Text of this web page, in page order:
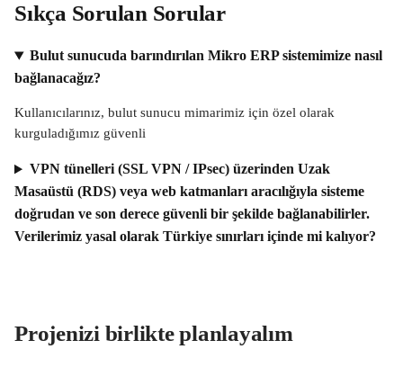
Sıkça Sorulan Sorular
Bulut sunucuda barındırılan Mikro ERP sistemimize nasıl
bağlanacağız?
Kullanıcılarınız, bulut sunucu mimarimiz için özel olarak
kurguladığımız güvenli
VPN tünelleri (SSL VPN / IPsec) üzerinden Uzak
Masaüstü (RDS) veya web katmanları aracılığıyla sisteme
doğrudan ve son derece güvenli bir şekilde bağlanabilirler.
Verilerimiz yasal olarak Türkiye sınırları içinde mi kalıyor?
Projenizi birlikte planlayalım